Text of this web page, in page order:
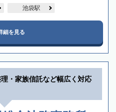
池袋駅
細を見る
・家族信託など幅広く対応